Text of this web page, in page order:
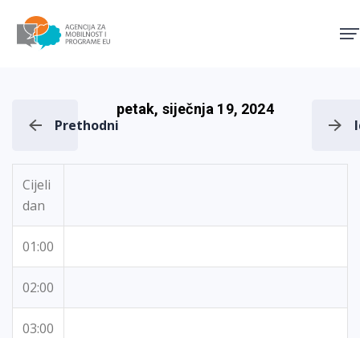
Prethodni
petak, siječnja 19, 2024
Cijeli
dan
01:00
02:00
03:00